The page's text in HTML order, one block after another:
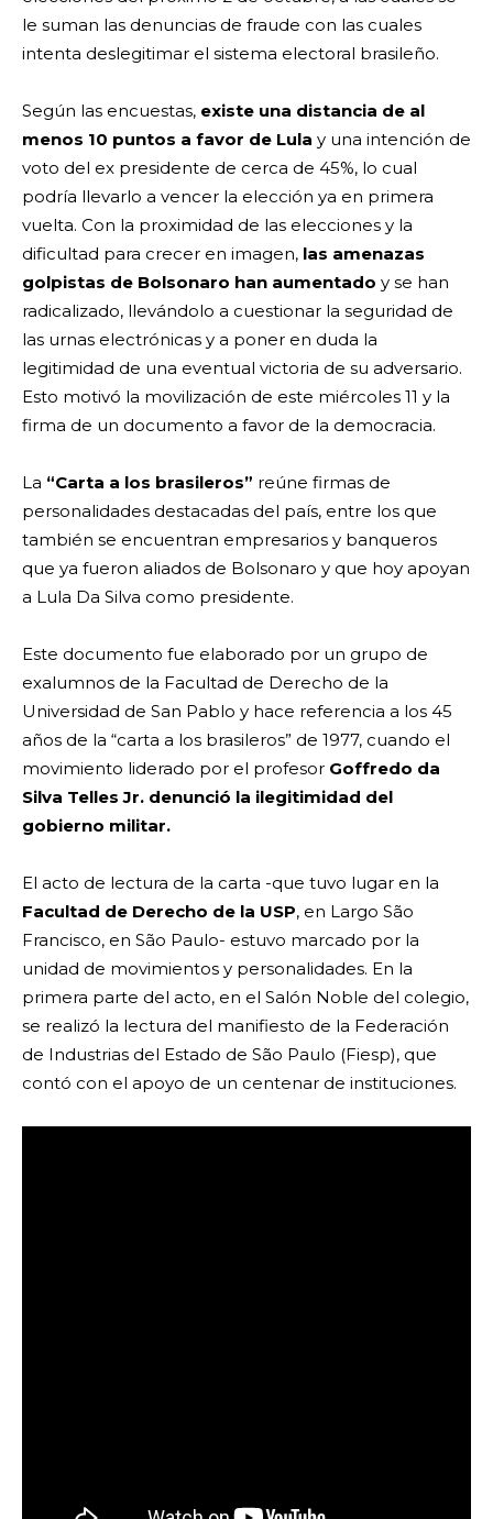
le suman las denuncias de fraude con las cuales
intenta deslegitimar el sistema electoral brasileño.
Según las encuestas, existe una distancia de al
menos 10 puntos a favor de Lula y una intención de
voto del ex presidente de cerca de 45%, lo cual
podría llevarlo a vencer la elección ya en primera
vuelta. Con la proximidad de las elecciones y la
dificultad para crecer en imagen, las amenazas
golpistas de Bolsonaro han aumentado y se han
radicalizado, llevándolo a cuestionar la seguridad de
las urnas electrónicas y a poner en duda la
legitimidad de una eventual victoria de su adversario.
Esto motivó la movilización de este miércoles 11 y la
firma de un documento a favor de la democracia.
La “Carta a los brasileros” reúne firmas de
personalidades destacadas del país, entre los que
también se encuentran empresarios y banqueros
que ya fueron aliados de Bolsonaro y que hoy apoyan
a Lula Da Silva como presidente.
Este documento fue elaborado por un grupo de
exalumnos de la Facultad de Derecho de la
Universidad de San Pablo y hace referencia a los 45
años de la “carta a los brasileros” de 1977, cuando el
movimiento liderado por el profesor Goffredo da
Silva Telles Jr. denunció la ilegitimidad del
gobierno militar.
El acto de lectura de la carta -que tuvo lugar en la
Facultad de Derecho de la USP, en Largo São
Francisco, en São Paulo- estuvo marcado por la
unidad de movimientos y personalidades. En la
primera parte del acto, en el Salón Noble del colegio,
se realizó la lectura del manifiesto de la Federación
de Industrias del Estado de São Paulo (Fiesp), que
contó con el apoyo de un centenar de instituciones.